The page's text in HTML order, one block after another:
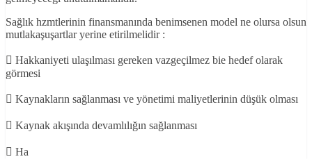
Sağlık hzmtlerinin finansmanında benimsenen model ne olursa olsun
mutlakaşuşartlar yerine etirilmelidir :
 Hakkaniyeti ulaşılması gereken vazgeçilmez bie hedef olarak
görmesi
 Kaynakların sağlanması ve yönetimi maliyetlerinin düşük olması
 Kaynak akışında devamlılığın sağlanması
 Ha